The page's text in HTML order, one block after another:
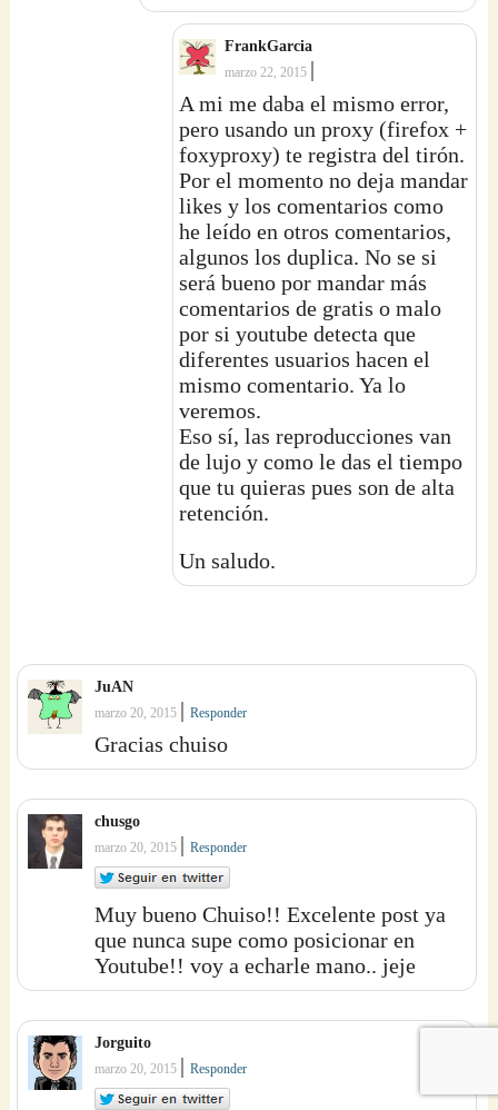
FrankGarcia
marzo 22, 2015 |
A mi me daba el mismo error,
pero usando un proxy (firefox +
foxyproxy) te registra del tirón.
Por el momento no deja mandar
likes y los comentarios como
he leído en otros comentarios,
algunos los duplica. No se si
será bueno por mandar más
comentarios de gratis o malo
por si youtube detecta que
diferentes usuarios hacen el
mismo comentario. Ya lo
veremos.
Eso sí, las reproducciones van
de lujo y como le das el tiempo
que tu quieras pues son de alta
retención.
Un saludo.
JuAN
marzo 20, 2015 |Responder
Gracias chuiso
chusgo
marzo 20, 2015 |Responder
Muy bueno Chuiso!! Excelente post ya
que nunca supe como posicionar en
Youtube!! voy a echarle mano.. jeje
Jorguito
marzo 20, 2015 |Responder